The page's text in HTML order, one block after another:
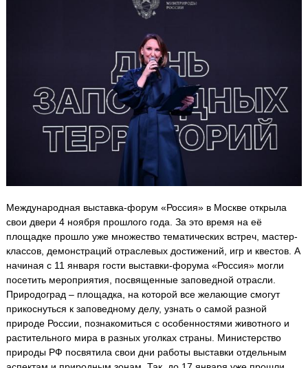
Международная выставка-форум «Россия» в Москве открыла
свои двери 4 ноября прошлого года. За это время на её
площадке прошло уже множество тематических встреч, мастер-
классов, демонстраций отраслевых достижений, игр и квестов. А
начиная с 11 января гости выставки-форума «Россия» могли
посетить мероприятия, посвященные заповедной отрасли.
Природоград – площадка, на которой все желающие смогут
прикоснуться к заповедному делу, узнать о самой разной
природе России, познакомиться с особенностями животного и
растительного мира в разных уголках страны. Министерство
природы РФ посвятила свои дни работы выставки отдельным